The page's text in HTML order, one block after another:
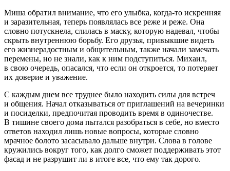
Миша обратил внимание, что его улыбка, когда-то искренняя
и заразительная, теперь появлялась все реже и реже. Она
словно потускнела, слилась в маску, которую надевал, чтобы
скрыть внутреннюю борьбу. Его друзья, привыкшие видеть
его жизнерадостным и общительным, также начали замечать
перемены, но не знали, как к ним подступиться. Михаил,
в свою очередь, опасался, что если он откроется, то потеряет
их доверие и уважение.
С каждым днем все труднее было находить силы для встреч
и общения. Начал отказываться от приглашений на вечеринки
и посиделки, предпочитая проводить время в одиночестве.
В тишине своего дома пытался разобраться в себе, но вместо
ответов находил лишь новые вопросы, которые словно
мрачное болото засасывало дальше внутри. Слова в голове
кружились вокруг того, как долго сможет поддерживать этот
фасад и не разрушит ли в итоге все, что ему так дорого.